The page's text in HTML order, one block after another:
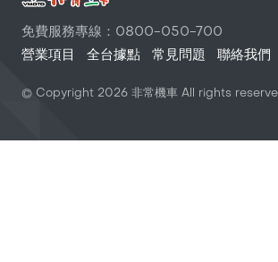
免費服務專線：0800-050-700
營業項目
全台據點 常見問題 聯絡我們
© Copyright 2026 非常機車 All rights